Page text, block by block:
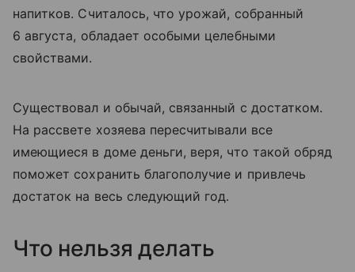
напитков. Считалось, что урожай, собранный
6 августа, обладает особыми целебными
свойствами.
Существовал и обычай, связанный с достатком.
На рассвете хозяева пересчитывали все
имеющиеся в доме деньги, веря, что такой обряд
поможет сохранить благополучие и привлечь
достаток на весь следующий год.
Что нельзя делать